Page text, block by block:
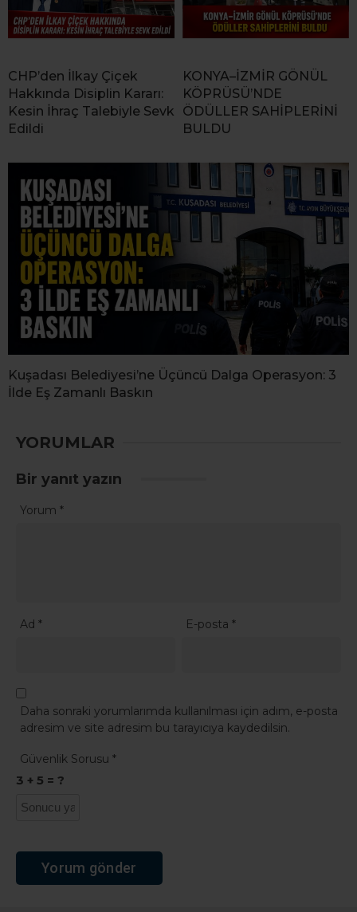
CHP’den İlkay Çiçek
Hakkında Disiplin Kararı:
Kesin İhraç Talebiyle Sevk
Edildi
KONYA–İZMİR GÖNÜL
KÖPRÜSÜ’NDE
ÖDÜLLER SAHİPLERİNİ
BULDU
Kuşadası Belediyesi’ne Üçüncü Dalga Operasyon: 3
İlde Eş Zamanlı Baskın
YORUMLAR
Bir yanıt yazın
Yorum *
Ad * E-posta*
Daha sonraki yorumlarımda kullanılması için adım, e-posta
adresim ve site adresim bu tarayıcıya kaydedilsin.
Güvenlik Sorusu *
3 + 5 = ?